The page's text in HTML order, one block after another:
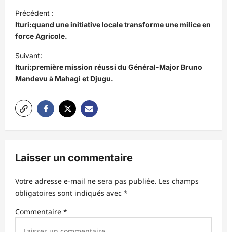
N
a
v
i
g
a
t
i
o
d
’
a
r
Précédent :
Ituri:quand une initiative locale transforme une milice en
force Agricole.
Suivant:
Ituri:première mission réussi du Général-Major Bruno
Mandevu à Mahagi et Djugu.
Laisser un commentaire
Votre adresse e-mail ne sera pas publiée. Les champs
obligatoires sont indiqués avec *
Commentaire *